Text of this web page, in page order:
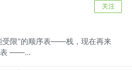
关注
受限”的顺序表——栈，现在再来
表 ——...